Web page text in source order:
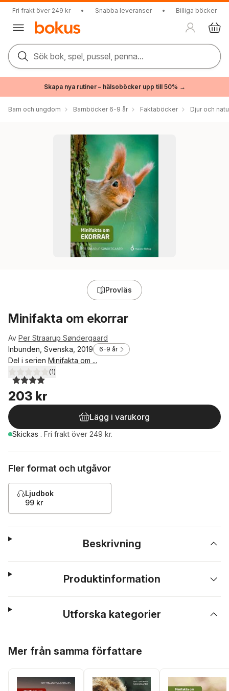
Fri frakt över 249 kr • Snabba leveranser • Billiga böcker
Sök bok, spel, pussel, penna...
Skapa nya rutiner – hälsoböcker upp till 50% →
Barn och ungdom Barnböcker 6-9 år Faktaböcker Djur och
Provläs
Minifakta om ekorrar
Av Per Straarup Søndergaard
Inbunden, Svenska, 2019
6-9 år
Del i serien Minifakta om ...
4,0utav 5 stjärnor. Totalt antal röster:
(1)
203 kr
Lägg i varukorg
Skickas . Fri frakt över 249 kr.
Fler format och utgåvor
Ljudbok
99 kr
Beskrivning
Produktinformation
Utforska kategorier
Mer från samma författare